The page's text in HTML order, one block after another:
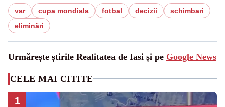
var cupa mondiala fotbal decizii
schimbari
eliminări
Urmărește știrile Realitatea de Iasi și pe Google News
CELE MAI CITITE
1